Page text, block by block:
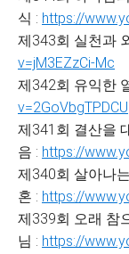
식 : https://
제343회 실천과
v=jM3EZzCi-Mc
제342회 유익한
v=2GoVbgTPDCU
제341회 결산을
음 : https://
제340회 살아나
혼 : https://
제339회 오래 참
님 : https://